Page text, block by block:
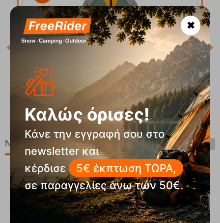
PRTDELANO Jr Aspen Green Παιδικό Fleece 1/4
Protest
FRE-19513
Άμεσαδιαθέσιμο
39,99 €
31,99 €
Νέες Παραλαβές
✖
Καλώς όρισες!
Κάνε την εγγραφή σου στο
newsletter και
κέρδισε
5€ έκπτωση ΤΩΡΑ,
σε παραγγελίες άνω των 50€.